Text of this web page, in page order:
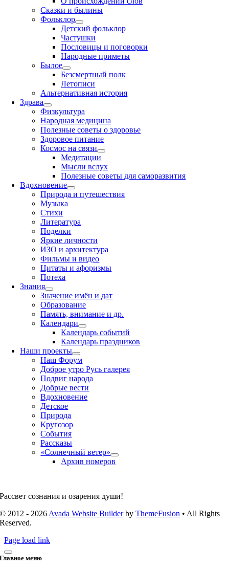
Сказки и былины
Фольклор
Детский фольклор
Частушки
Пословицы и поговорки
Народные приметы
Былое
Безсмертный полк
Летописи
Альтернативная история
Здрава
Физкультура
Народная медицина
Полезные советы о здоровье
Здоровое питание
Космос на связи
Медитации
Мысли вслух
Полезные советы для саморазвития
Вдохновение
Природа и путешествия
Музыка
Стихи
Литература
Поделки
Яркие личности
ИЗО и архитектура
Фильмы и видео
Цитаты и афоризмы
Потеха
Знания
Значение имён и дат
Образование
Память, внимание и др.
Календари
Календарь событий
Календарь праздников
Наши проекты
Наш Форум
Доброе утро Русь галерея
Подвиг народа
Добрые вести
Вдохновение
Детское
Природа
Кругозор
События
Рассказы
«Солнечный ветер»
Архив номеров
Рассвет сознания и озарения души!
© 2012 - 2026 Avada Website BuilderbyThemeFusion • All Rights
Reserved.
Page load link
Главное меню